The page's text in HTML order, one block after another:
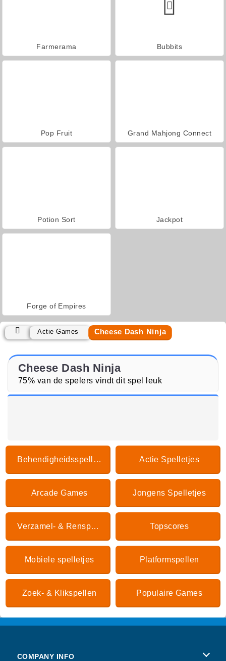
Farmerama Bubbits
Pop Fruit Grand Mahjong Connect
Potion Sort Jackpot
Forge of Empires
Actie Games Cheese Dash Ninja
Cheese Dash Ninja
75% van de spelers vindt dit spel leuk
Behendigheidsspelletjes Actie Spelletjes
Arcade Games Jongens Spelletjes
Verzamel- & Renspellen Topscores
Mobiele spelletjes Platformspellen
Zoek- & Klikspellen Populaire Games
COMPANY INFO